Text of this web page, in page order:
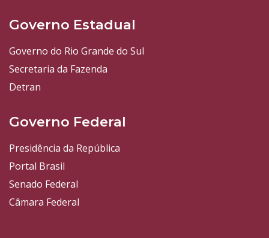
Governo Estadual
Governo do Rio Grande do Sul
Secretaria da Fazenda
Detran
Governo Federal
Presidência da República
Portal Brasil
Senado Federal
Câmara Federal